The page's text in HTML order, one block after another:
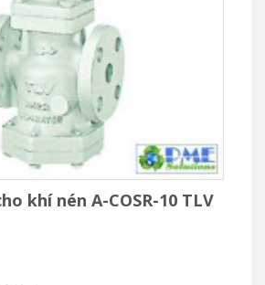
khí nén A-COSR-10 TLV